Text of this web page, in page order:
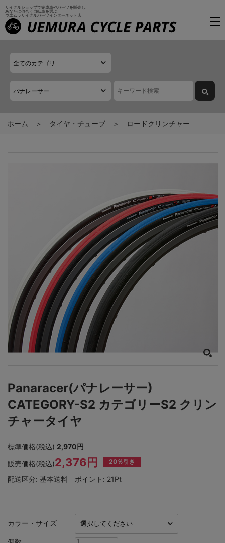
サイクルショップで完成車やパーツを販売し、
あなたに似合う自転車を選ぶ、
ウエムラサイクルパーツインターネット店
ホーム タイヤ・チューブ ロードクリンチャー
Panaracer(パナレーサー)
CATEGORY-S2 カテゴリーS2 クリン
チャータイヤ
標準価格(税込) 2,970円
販売価格(税込)2,376円 20％引き
配送区分: 基本送料 ポイント: 21Pt
カラー・サイズ